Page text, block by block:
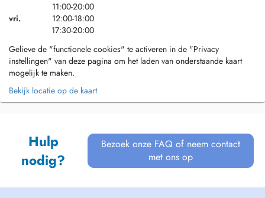
vri.
11:00-20:00
12:00-18:00
17:30-20:00
Gelieve de "functionele cookies" te activeren in de "Privacy
instellingen" van deze pagina om het laden van onderstaande kaart
mogelijk te maken.
Bekijk locatie op de kaart
Hulp
nodig?
Bezoek onze FAQ of neem contact
met ons op